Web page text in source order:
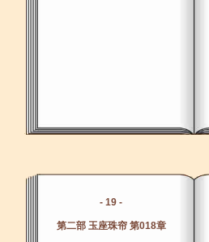
- 19 -
第二部 玉座珠帘 第018章